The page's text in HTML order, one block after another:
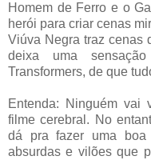
Homem de Ferro e o
herói para criar cenas
Viúva Negra traz cenas
deixa uma
Transformers, de que
Entenda: Ninguém vai
filme cerebral. No
dá pra fazer uma boa
absurdas e vilões que